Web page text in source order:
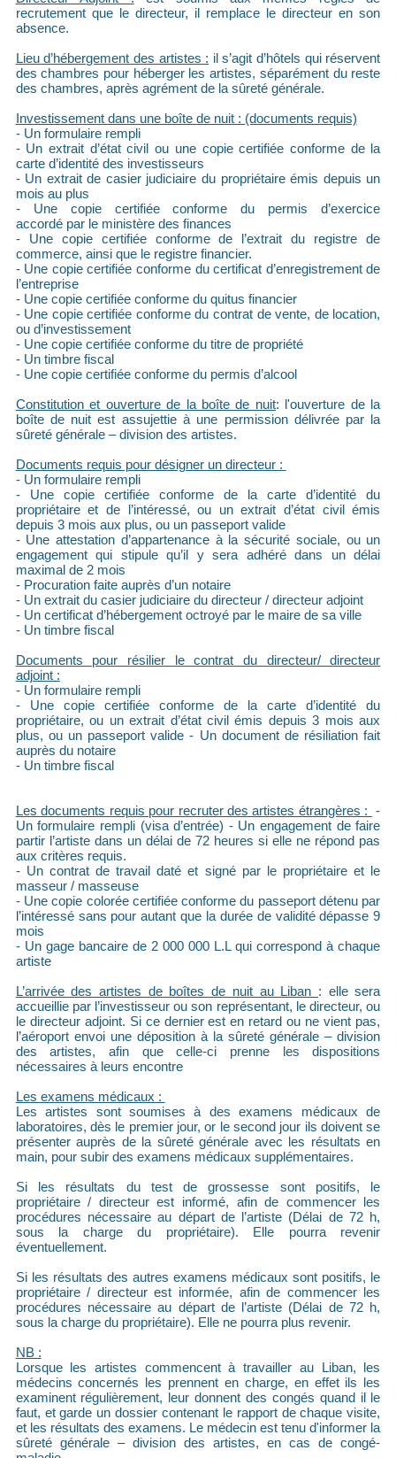
recrutement que le directeur, il remplace le directeur en son
absence.
Lieu d’hébergement des artistes : il s’agit d’hôtels qui réservent
des chambres pour héberger les artistes, séparément du reste
des chambres, après agrément de la sûreté générale.
Investissement dans une boîte de nuit : (documents requis)
- Un formulaire rempli
- Un extrait d’état civil ou une copie certifiée conforme de la
carte d’identité des investisseurs
- Un extrait de casier judiciaire du propriétaire émis depuis un
mois au plus
- Une copie certifiée conforme du permis d’exercice
accordé par le ministère des finances
- Une copie certifiée conforme de l’extrait du registre de
commerce, ainsi que le registre financier.
- Une copie certifiée conforme du certificat d’enregistrement de
l’entreprise
- Une copie certifiée conforme du quitus financier
- Une copie certifiée conforme du contrat de vente, de location,
ou d’investissement
- Une copie certifiée conforme du titre de propriété
- Un timbre fiscal
- Une copie certifiée conforme du permis d’alcool
Constitution et ouverture de la boîte de nuit: l'ouverture de la
boîte de nuit est assujettie à une permission délivrée par la
sûreté générale – division des artistes.
Documents requis pour désigner un directeur :
- Un formulaire rempli
- Une copie certifiée conforme de la carte d’identité du
propriétaire et de l’intéressé, ou un extrait d’état civil émis
depuis 3 mois aux plus, ou un passeport valide
- Une attestation d’appartenance à la sécurité sociale, ou un
engagement qui stipule qu’il y sera adhéré dans un délai
maximal de 2 mois
- Procuration faite auprès d’un notaire
- Un extrait du casier judiciaire du directeur / directeur adjoint
- Un certificat d’hébergement octroyé par le maire de sa ville
- Un timbre fiscal
Documents pour résilier le contrat du directeur/ directeur
adjoint :
- Un formulaire rempli
- Une copie certifiée conforme de la carte d’identité du
propriétaire, ou un extrait d’état civil émis depuis 3 mois aux
plus, ou un passeport valide - Un document de résiliation fait
auprès du notaire
- Un timbre fiscal
Les documents requis pour recruter des artistes étrangères : -
Un formulaire rempli (visa d’entrée) - Un engagement de faire
partir l’artiste dans un délai de 72 heures si elle ne répond pas
aux critères requis.
- Un contrat de travail daté et signé par le propriétaire et le
masseur / masseuse
- Une copie colorée certifiée conforme du passeport détenu par
l’intéressé sans pour autant que la durée de validité dépasse 9
mois
- Un gage bancaire de 2 000 000 L.L qui correspond à chaque
artiste
L’arrivée des artistes de boîtes de nuit au Liban : elle sera
accueillie par l’investisseur ou son représentant, le directeur, ou
le directeur adjoint. Si ce dernier est en retard ou ne vient pas,
l’aéroport envoi une déposition à la sûreté générale – division
des artistes, afin que celle-ci prenne les dispositions
nécessaires à leurs encontre
Les examens médicaux :
Les artistes sont soumises à des examens médicaux de
laboratoires, dès le premier jour, or le second jour ils doivent se
présenter auprès de la sûreté générale avec les résultats en
main, pour subir des examens médicaux supplémentaires.
Si les résultats du test de grossesse sont positifs, le
propriétaire / directeur est informé, afin de commencer les
procédures nécessaire au départ de l’artiste (Délai de 72 h,
sous la charge du propriétaire). Elle pourra revenir
éventuellement.
Si les résultats des autres examens médicaux sont positifs, le
propriétaire / directeur est informée, afin de commencer les
procédures nécessaire au départ de l’artiste (Délai de 72 h,
sous la charge du propriétaire). Elle ne pourra plus revenir.
NB :
Lorsque les artistes commencent à travailler au Liban, les
médecins concernés les prennent en charge, en effet ils les
examinent régulièrement, leur donnent des congés quand il le
faut, et garde un dossier contenant le rapport de chaque visite,
et les résultats des examens. Le médecin est tenu d'informer la
sûreté générale – division des artistes, en cas de congé-